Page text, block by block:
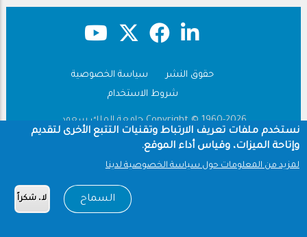
حقوق النشر
سياسة الخصوصية
شروط الاستخدام
Copyright © 1960-2026 جامعة الملك سعود
نستخدم ملفات تعريف الارتباط وتقنيات التتبع الأخرى لتقديم
وإتاحة الميزات، وقياس أداء الموقع.
لمزيد من المعلومات حول سياسة الخصوصية لدينا
السماح لا، شكراً